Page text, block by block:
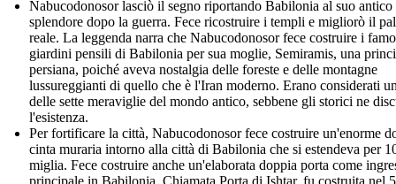
Nabucodonosor lasciò il segno riportando Babilonia al suo antico
splendore dopo la guerra. Fece ricostruire i templi e migliorò il
reale. La leggenda narra che Nabucodonosor fece costruire i
giardini pensili di Babilonia per sua moglie, Semiramis, una
persiana, poiché aveva nostalgia delle foreste e delle montagne
lussureggianti di quello che è l'Iran moderno. Erano considerati
delle sette meraviglie del mondo antico, sebbene gli storici ne
l'esistenza.
Per fortificare la città, Nabucodonosor fece costruire un'enorme
cinta muraria intorno alla città di Babilonia che si estendeva per
miglia. Fece costruire anche un'elaborata doppia porta come
principale in Babilonia. Chiamata Porta di Ishtar, fu costruita nel